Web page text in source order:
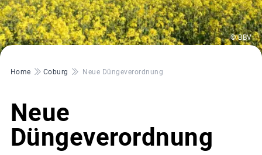
© BBV
Pfadnavigation
Home Coburg Neue Düngeverordnung
Neue
Düngeverordnung